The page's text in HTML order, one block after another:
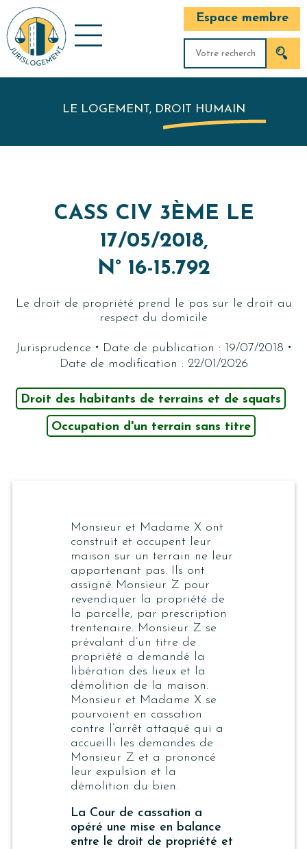
Espace membre
LE LOGEMENT, DROIT HUMAIN
CASS CIV 3ÈME LE
17/05/2018,
N° 16-15.792
Le droit de propriété prend le pas sur le droit au
respect du domicile
Jurisprudence · Date de publication : 19/07/2018 ·
Date de modification : 22/01/2026
Droit des habitants de terrains et de squats
Occupation d'un terrain sans titre
Monsieur et Madame X ont
construit et occupent leur
maison sur un terrain ne leur
appartenant pas. Ils ont
assigné Monsieur Z pour
revendiquer la propriété de
la parcelle, par prescription
trentenaire. Monsieur Z se
prévalant d’un titre de
propriété a demandé la
libération des lieux et la
démolition de la maison.
Monsieur et Madame X se
pourvoient en cassation
contre l’arrêt attaqué qui a
accueilli les demandes de
Monsieur Z et a prononcé
leur expulsion et la
démolition du bien.
La Cour de cassation a
opéré une mise en balance
entre le droit de propriété et